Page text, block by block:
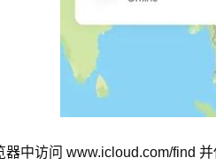
器中访问 www.icloud.com/find